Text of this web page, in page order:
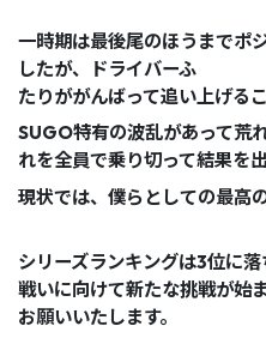
⼀時期は最後尾のほうまでポ
したが、ドライバーふ
たりががんばって追い上げる
SUGO特有の波乱があって荒
れを全員で乗り切って結果を
現状では、僕らとしての最⾼
シリーズランキングは3位に
戦いに向けて新たな挑戦が始
お願いいたします。